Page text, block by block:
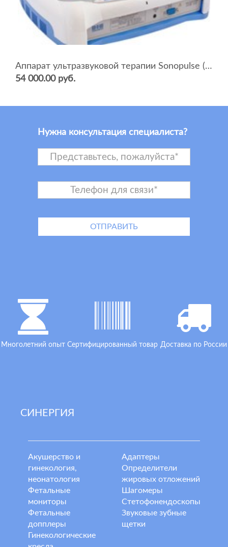
Аппарат ультразвуковой терапии Sonopulse (мультичастотный 1 и 3 Мгц)
54 000.00 руб.
Нужна консультация специалиста?
Многолетний опыт Сертифицированный товар Доставка по России
СИНЕРГИЯ
Акушерство и
гинекология,
неонатология
Фетальные
мониторы
Фетальные
допплеры
Гинекологические
Адаптеры
Определители
жировых отложений
Шагомеры
Стетофонендоскопы
Звуковые зубные
щетки